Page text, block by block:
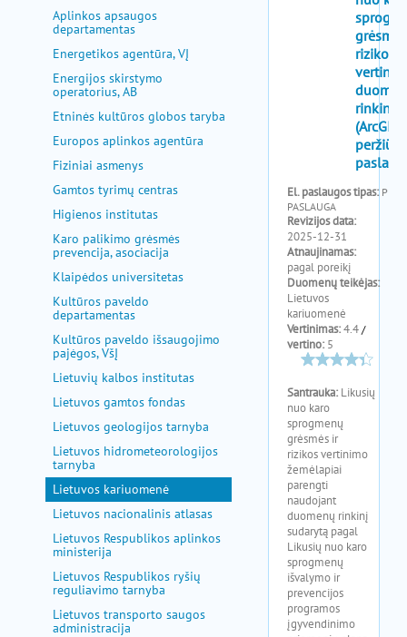
Aplinkos apsaugos
departamentas
Energetikos agentūra, VĮ
Energijos skirstymo
operatorius, AB
Etninės kultūros globos taryba
Europos aplinkos agentūra
Fiziniai asmenys
Gamtos tyrimų centras
Higienos institutas
Karo palikimo grėsmės
prevencija, asociacija
Klaipėdos universitetas
Kultūros paveldo
departamentas
Kultūros paveldo išsaugojimo
pajėgos, VšĮ
Lietuvių kalbos institutas
Lietuvos gamtos fondas
Lietuvos geologijos tarnyba
Lietuvos hidrometeorologijos
tarnyba
Lietuvos kariuomenė
Lietuvos nacionalinis atlasas
Lietuvos Respublikos aplinkos
ministerija
Lietuvos Respublikos ryšių
reguliavimo tarnyba
Lietuvos transporto saugos
administracija